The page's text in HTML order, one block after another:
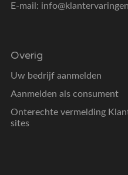
E-mail:
Overig
Uw bedrijf aanmelden
Aanmelden als consument
Onterechte vermelding
sites